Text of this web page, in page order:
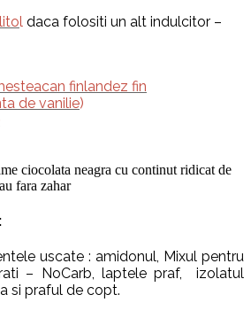
l daca folositi un alt indulcitor –
finlandez fin
de vanilie)
ciocolata neagra cu continut ridicat de
fara zahar
uscate : amidonul, Mixul pentru
– NoCarb, laptele praf, izolatul
si praful de copt.